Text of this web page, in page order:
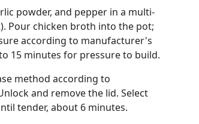
powder, and pepper in a multi-
Pour chicken broth into the pot;
according to manufacturer's
15 minutes for pressure to build.
method according to
and remove the lid. Select
tender, about 6 minutes.